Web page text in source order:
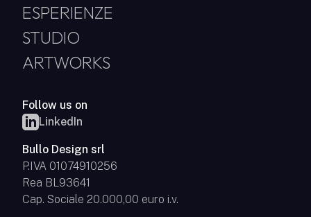
ESPERIENZE
STUDIO
ARTWORKS
Follow us on
LinkedIn
Bullo Design srl
P.IVA 01074910256
Rea BL93641
Cap. Sociale 20.000,00 euro i.v.